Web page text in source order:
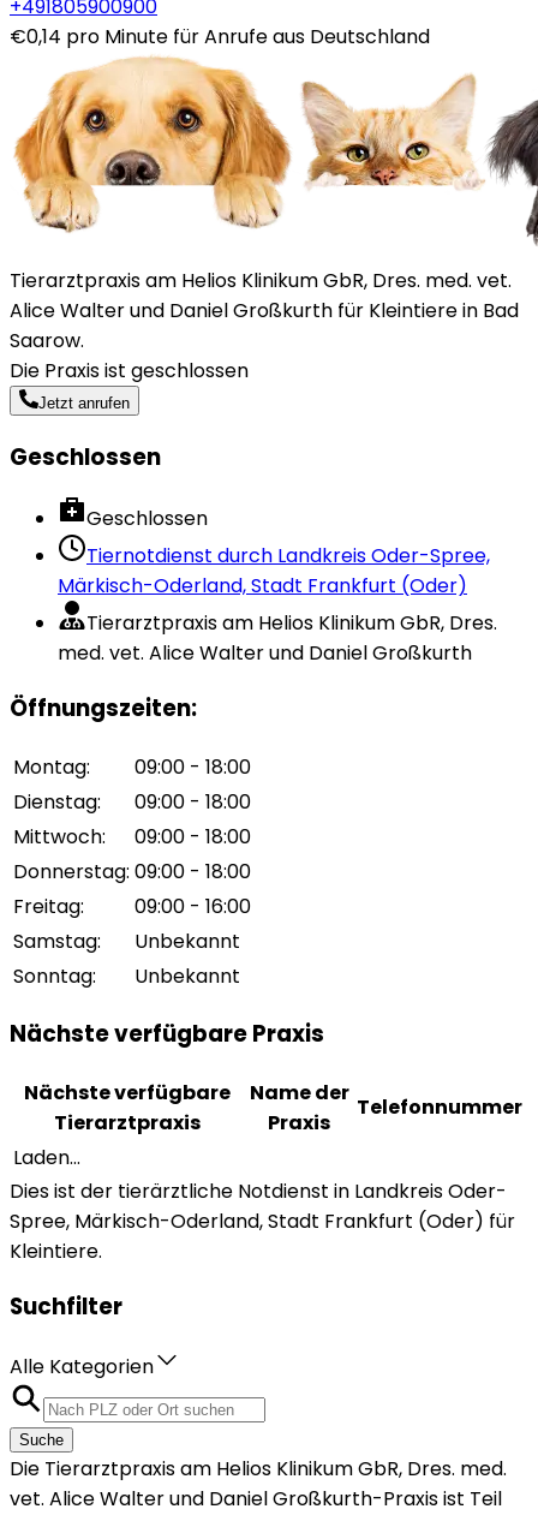
+491805900900
€0,14 pro Minute für Anrufe aus Deutschland
Tierarztpraxis am Helios Klinikum GbR, Dres. med. vet.
Alice Walter und Daniel Großkurth für Kleintiere in Bad
Saarow.
Die Praxis ist geschlossen
Jetzt anrufen
Geschlossen
Geschlossen
Tiernotdienst durch Landkreis Oder-Spree,
Märkisch-Oderland, Stadt Frankfurt (Oder)
Tierarztpraxis am Helios Klinikum GbR, Dres.
med. vet. Alice Walter und Daniel Großkurth
Öffnungszeiten:
Montag:
09:00 - 18:00
Dienstag:
09:00 - 18:00
Mittwoch:
09:00 - 18:00
Donnerstag: 09:00 - 18:00
Freitag:
09:00 - 16:00
Samstag:
Unbekannt
Sonntag: Unbekannt
Nächste verfügbare Praxis
Nächste verfügbare
Tierarztpraxis
Name der
Praxis
Telefonnummer
Laden...
Dies ist der tierärztliche Notdienst in Landkreis Oder-
Spree, Märkisch-Oderland, Stadt Frankfurt (Oder) für
Kleintiere.
Suchfilter
Alle Kategorien
Suche
Die Tierarztpraxis am Helios Klinikum GbR, Dres. med.
vet. Alice Walter und Daniel Großkurth-Praxis ist Teil